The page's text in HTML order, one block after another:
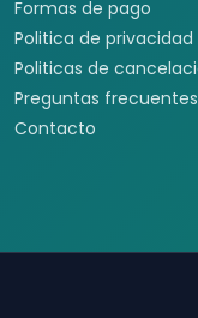
Formas de pago
Politica de privacidad
Politicas de
Preguntas frecuentes
Contacto